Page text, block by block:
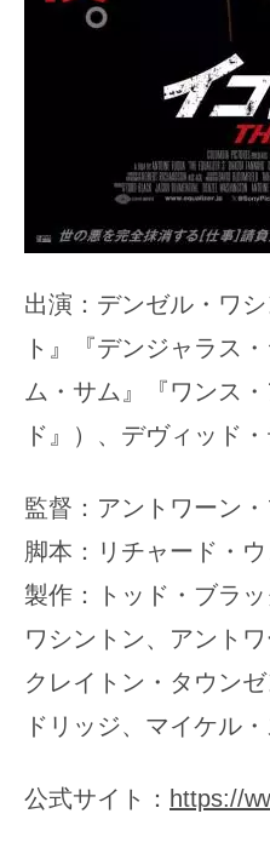
出演：デンゼル・ワ
ト』『デンジャラス
ム・サム』『ワンス
ド』）、デヴィッド
監督：アントワーン
脚本：リチャード・
製作：トッド・ブラ
ワシントン、アント
クレイトン・タウン
ドリッジ、マイケル
公式サイト： https://